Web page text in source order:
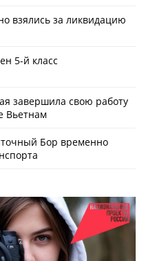
взялись за ликвидацию
5-й класс
завершила свою работу
Вьетнам
Бор временно